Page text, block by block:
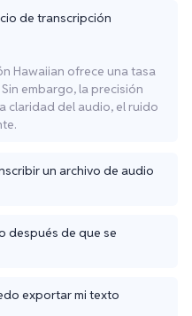
de transcripción
Hawaiian ofrece una tasa
embargo, la precisión
claridad del audio, el ruido
un archivo de audio
después de que se
exportar mi texto